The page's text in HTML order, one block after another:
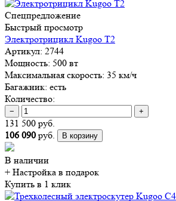
Спецпредложение
Быстрый просмотр
Электротрицикл Kugoo T2
Артикул: 2744
Мощность: 500 вт
Максимальная скорость: 35 км/ч
Багажник: есть
Количество:
− +
131 500 руб.
106 090 руб. В корзину
В наличии
+ Настройка в подарок
Купить в 1 клик